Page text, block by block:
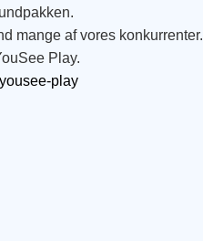
mange af vores konkurrenter.
Play.
play